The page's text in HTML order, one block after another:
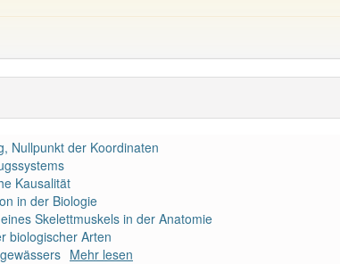
Artikel korrekt erraten.
Nullpunkt der Koordinaten
Kausalität
in der Biologie
Skelettmuskels in der Anatomie
biologischer Arten
Mehr lesen